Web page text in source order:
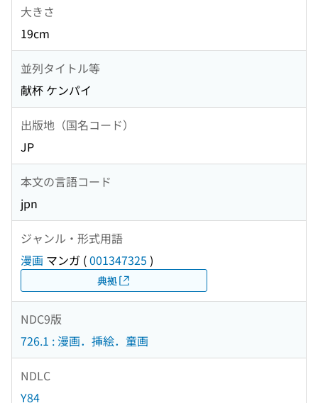
大きさ
19cm
並列タイトル等
献杯 ケンパイ
出版地（国名コード）
JP
本文の言語コード
jpn
ジャンル・形式用語
漫画 マンガ (001347325 )
典拠
NDC9版
726.1 : 漫画．挿絵．童画
NDLC
Y84